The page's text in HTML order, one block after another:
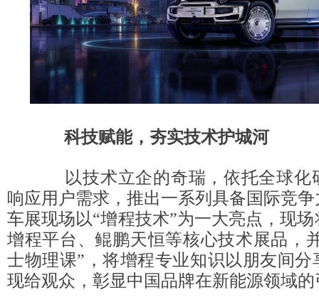
科技赋能，夯实技术护城河
以技术立企的奇瑞，依托全球化
响应用户需求，推出一系列具备国际竞
车展现场以“增程技术”为一大亮点，现
增程平台、鲲鹏天恒等核心技术展品，
士物理课”，将增程专业知识以朋友间分
现给观众，彰显中国品牌在新能源领域